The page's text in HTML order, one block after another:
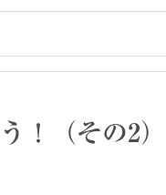
！（その2